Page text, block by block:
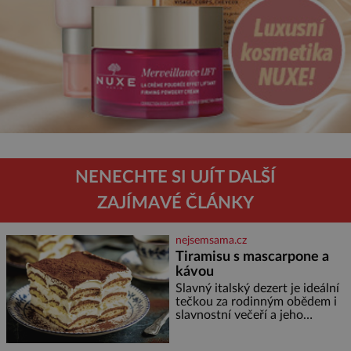
NENECHTE SI UJÍT DALŠÍ
ZAJÍMAVÉ ČLÁNKY
nejsemsama.cz
Tiramisu s mascarpone a
kávou
Slavný italský dezert je ideální
tečkou za rodinným obědem i
slavnostní večeří a jeho